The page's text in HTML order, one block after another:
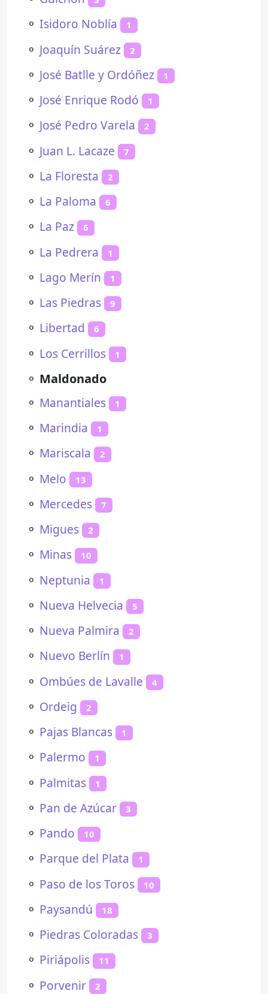
⚬ Isidoro Noblía 1
⚬ Joaquín Suárez 2
⚬ José Batlle y Ordóñez 1
⚬ José Enrique Rodó 1
⚬ José Pedro Varela 2
⚬ Juan L. Lacaze 7
⚬ La Floresta 2
⚬ La Paloma 6
⚬ La Paz 6
⚬ La Pedrera 1
⚬ Lago Merín 1
⚬ Las Piedras 9
⚬ Libertad 6
⚬ Los Cerrillos 1
⚬ Maldonado
⚬ Manantiales 1
⚬ Marindia 1
⚬ Mariscala 2
⚬ Melo 13
⚬ Mercedes 7
⚬ Migues 2
⚬ Minas 10
⚬ Neptunia 1
⚬ Nueva Helvecia 5
⚬ Nueva Palmira 2
⚬ Nuevo Berlín 1
⚬ Ombúes de Lavalle 4
⚬ Ordeig 2
⚬ Pajas Blancas 1
⚬ Palermo 1
⚬ Palmitas 1
⚬ Pan de Azúcar 3
⚬ Pando 10
⚬ Parque del Plata 1
⚬ Paso de los Toros 10
⚬ Paysandú 18
⚬ Piedras Coloradas 3
⚬ Piriápolis 11
⚬ Porvenir 2